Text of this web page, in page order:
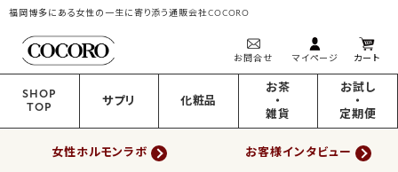
福岡博多にある女性の一生に寄り添う通販会社COCORO
お問合せ マイページ カート
SHOP
TOP
サプリ 化粧品
お茶
・
雑貨
お試し
・
定期便
女性ホルモンラボ お客様インタビュー